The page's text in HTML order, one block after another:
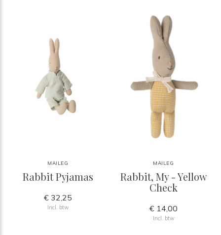
MAILEG
Rabbit Pyjamas
€ 32,25
Incl. btw
MAILEG
Rabbit, My - Yellow
Check
€ 14,00
Incl. btw